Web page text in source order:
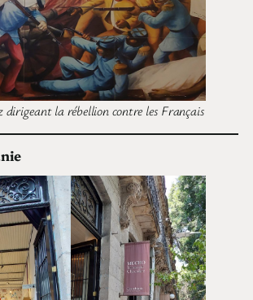
dirigeant la rébellion contre les Français